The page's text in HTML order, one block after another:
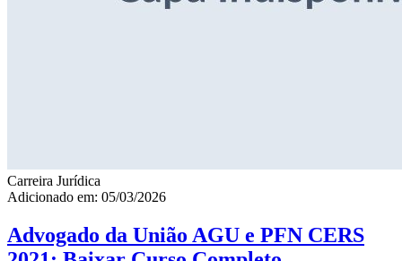
Carreira Jurídica
Adicionado em: 05/03/2026
Advogado da União AGU e PFN CERS